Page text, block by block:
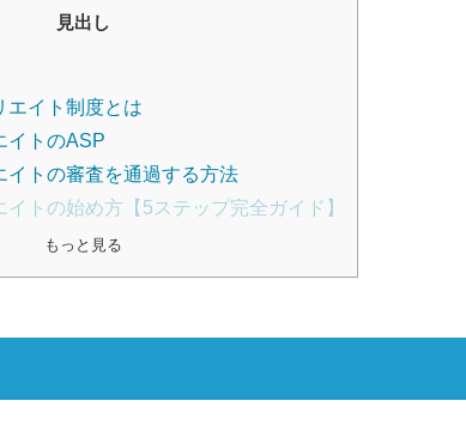
見出し
エイト制度とは
イトのASP
イトの審査を通過する方法
トの始め方【5ステップ完全ガイド】
もっと見る